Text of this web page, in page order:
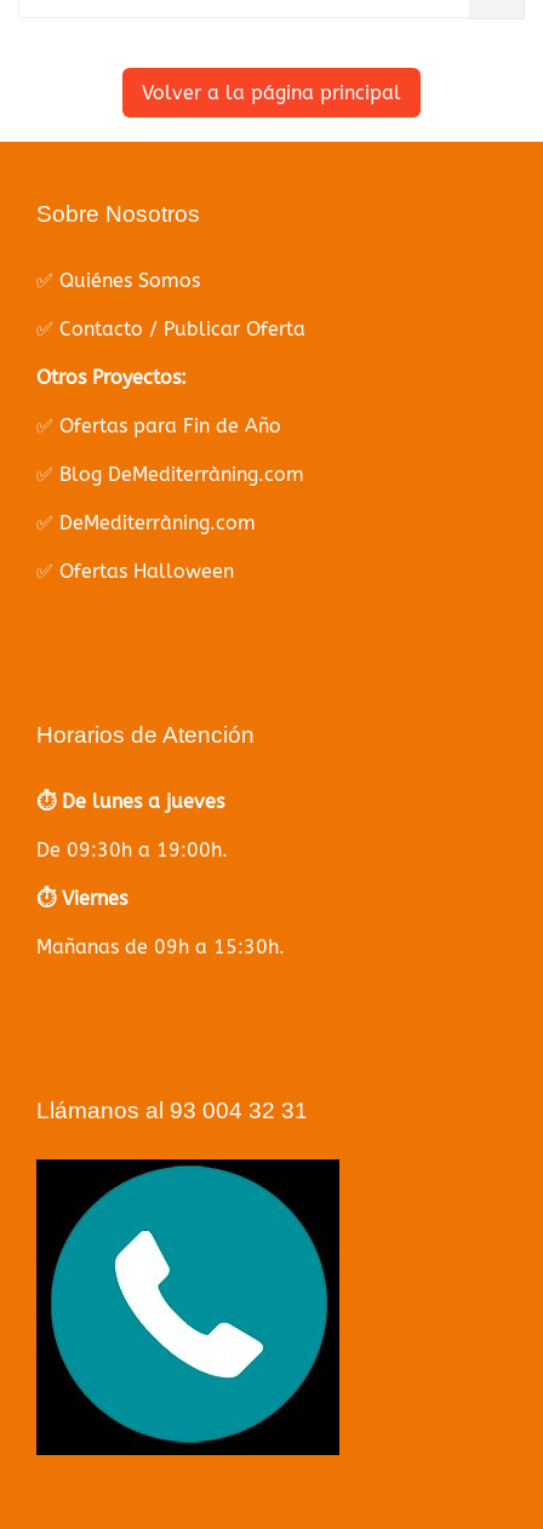
Volver a la página principal
Sobre Nosotros
✅ Quiénes Somos
✅ Contacto / Publicar Oferta
Otros Proyectos:
✅ Ofertas para Fin de Año
✅ Blog DeMediterràning.com
✅ DeMediterràning.com
✅ Ofertas Halloween
Horarios de Atención
⏱️ De lunes a jueves
De 09:30h a 19:00h.
⏱️ Viernes
Mañanas de 09h a 15:30h.
Llámanos al 93 004 32 31